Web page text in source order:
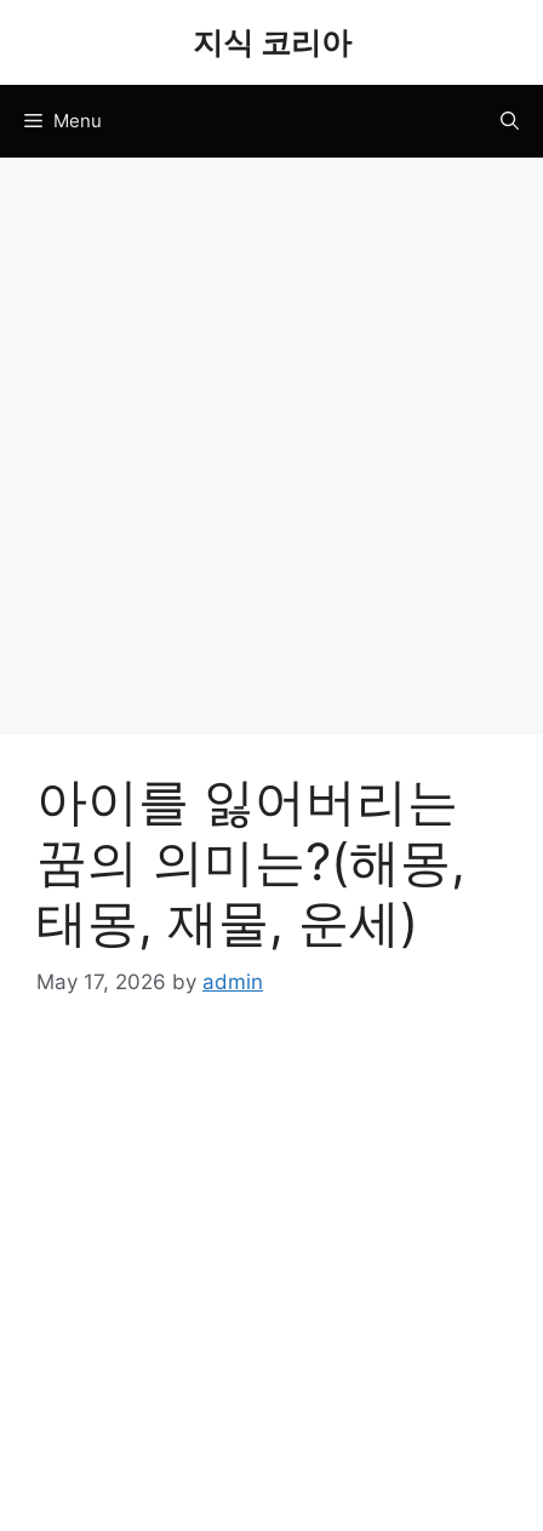
지식 코리아
Menu
아이를 잃어버리는
꿈의 의미는?(해몽,
태몽, 재물, 운세)
May 17, 2026 by admin